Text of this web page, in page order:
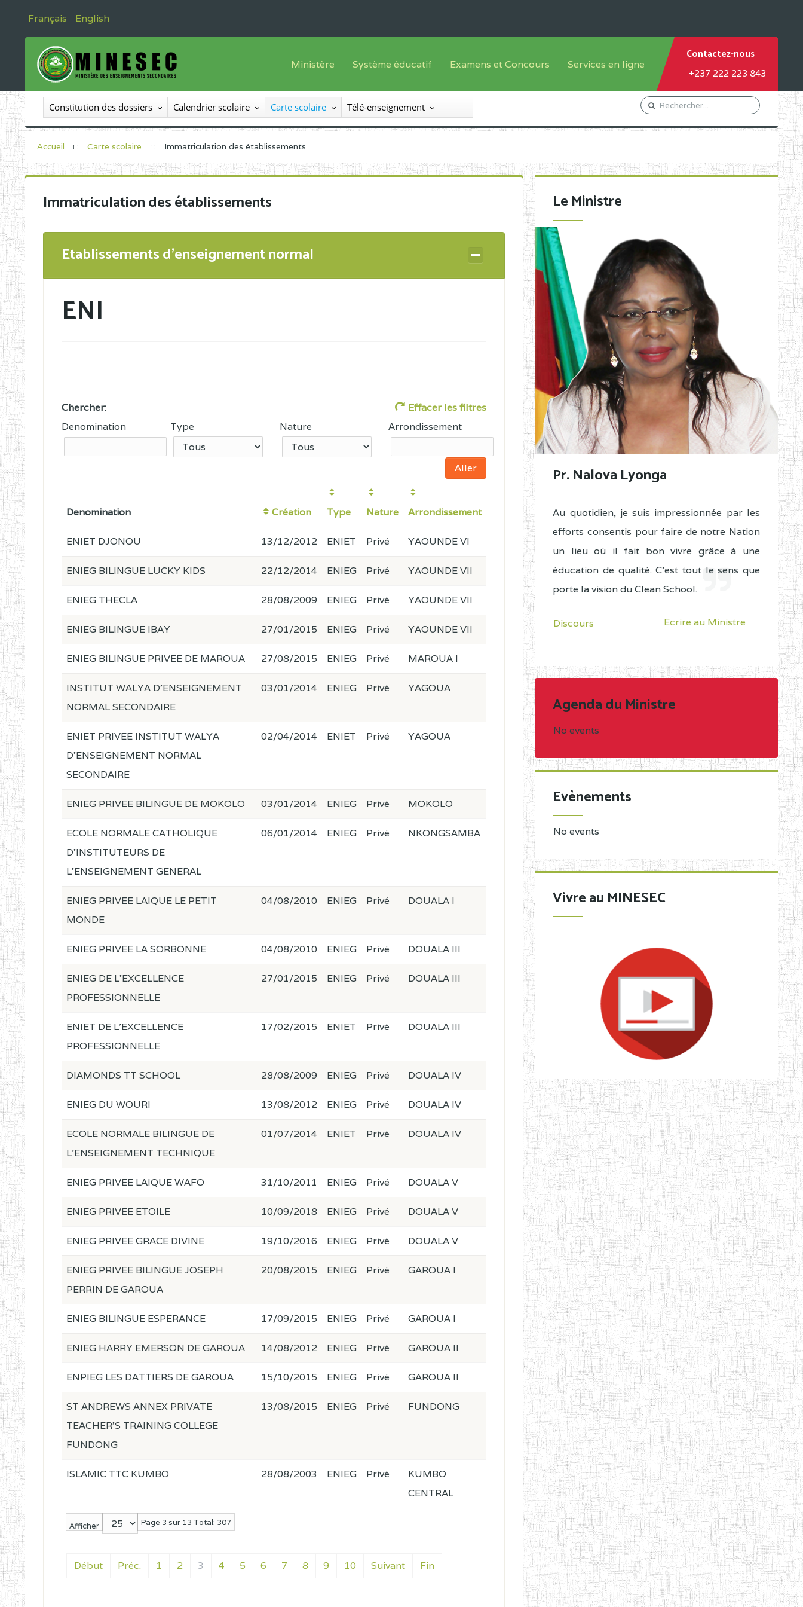
Français English
Ministère
Le Ministre
Le SEESEN
Inspection Générale des Enseignements
Organigramme
Système éducatif
Offre de formation
Sous système francophone
Progammes d'études
Examens et Concours
Inscriptions
Liste des candidats
Diplômes disponibles
Services en ligne
Orientation Conseil
Gestion du Personnel
Demande de subvention
Contactez-nous
+237 222 223 843
Constitution des dossiers Calendrier scolaire Carte scolaire Télé-enseignement
Accueil Carte scolaire Immatriculation des établissements
Immatriculation des établissements
Etablissements d'enseignement normal
ENI
Chercher:
Effacer les filtres
Denomination
Type Nature Arrondissement
Denomination Création Type Nature Arrondissement
Afficher Page 3 sur 13 Total: 307
Début Préc. 1 2 3 4 5 6 7 8 9 10 Suivant Fin
ENIET DJONOU 13/12/2012 ENIET Privé YAOUNDE VI
ENIEG BILINGUE LUCKY KIDS 22/12/2014 ENIEG Privé YAOUNDE VII
ENIEG THECLA 28/08/2009 ENIEG Privé YAOUNDE VII
ENIEG BILINGUE IBAY 27/01/2015 ENIEG Privé YAOUNDE VII
ENIEG BILINGUE PRIVEE DE MAROUA 27/08/2015 ENIEG Privé MAROUA I
INSTITUT WALYA D'ENSEIGNEMENT
NORMAL SECONDAIRE
03/01/2014 ENIEG Privé YAGOUA
ENIET PRIVEE INSTITUT WALYA
D'ENSEIGNEMENT NORMAL
SECONDAIRE
02/04/2014 ENIET Privé YAGOUA
ENIEG PRIVEE BILINGUE DE MOKOLO 03/01/2014 ENIEG Privé MOKOLO
ECOLE NORMALE CATHOLIQUE
D'INSTITUTEURS DE
L'ENSEIGNEMENT GENERAL
06/01/2014 ENIEG Privé NKONGSAMBA
ENIEG PRIVEE LAIQUE LE PETIT
MONDE
04/08/2010 ENIEG Privé DOUALA I
ENIEG PRIVEE LA SORBONNE 04/08/2010 ENIEG Privé DOUALA III
ENIEG DE L'EXCELLENCE
PROFESSIONNELLE
27/01/2015 ENIEG Privé DOUALA III
ENIET DE L'EXCELLENCE
PROFESSIONNELLE
17/02/2015 ENIET Privé DOUALA III
DIAMONDS TT SCHOOL 28/08/2009 ENIEG Privé DOUALA IV
ENIEG DU WOURI 13/08/2012 ENIEG Privé DOUALA IV
ECOLE NORMALE BILINGUE DE
L'ENSEIGNEMENT TECHNIQUE
01/07/2014 ENIET Privé DOUALA IV
ENIEG PRIVEE LAIQUE WAFO 31/10/2011 ENIEG Privé DOUALA V
ENIEG PRIVEE ETOILE 10/09/2018 ENIEG Privé DOUALA V
ENIEG PRIVEE GRACE DIVINE 19/10/2016 ENIEG Privé DOUALA V
ENIEG PRIVEE BILINGUE JOSEPH
PERRIN DE GAROUA
20/08/2015 ENIEG Privé GAROUA I
ENIEG BILINGUE ESPERANCE 17/09/2015 ENIEG Privé GAROUA I
ENIEG HARRY EMERSON DE GAROUA 14/08/2012 ENIEG Privé GAROUA II
ENPIEG LES DATTIERS DE GAROUA 15/10/2015 ENIEG Privé GAROUA II
ST ANDREWS ANNEX PRIVATE
TEACHER'S TRAINING COLLEGE
FUNDONG
13/08/2015 ENIEG Privé FUNDONG
ISLAMIC TTC KUMBO 28/08/2003 ENIEG Privé
KUMBO
CENTRAL
Le Ministre
Pr. Nalova Lyonga
Au quotidien, je suis impressionnée par les
efforts consentis pour faire de notre Nation
un lieu où il fait bon vivre grâce à une
éducation de qualité. C'est tout le sens que
porte la vision du Clean School.
Discours Ecrire au Ministre
Agenda du Ministre
No events
Evènements
No events
Vivre au MINESEC